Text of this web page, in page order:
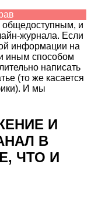
и
журнала. Если
информации на
иным способом
написать
(то же касается
И мы
И
В
ЧТО И